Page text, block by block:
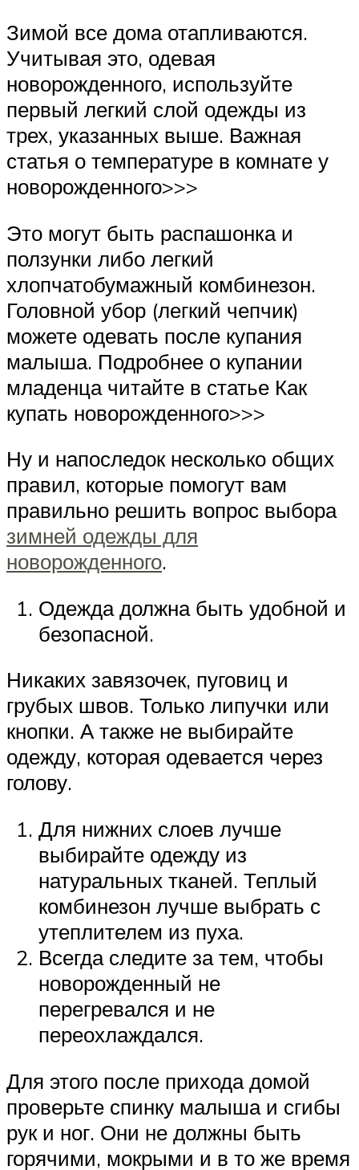
Зимой все дома отапливаются.
Учитывая это, одевая
новорожденного, используйте
первый легкий слой одежды из
трех, указанных выше. Важная
статья о температуре в комнате у
новорожденного>>>
Это могут быть распашонка и
ползунки либо легкий
хлопчатобумажный комбинезон.
Головной убор (легкий чепчик)
можете одевать после купания
малыша. Подробнее о купании
младенца читайте в статье Как
купать новорожденного>>>
Ну и напоследок несколько общих
правил, которые помогут вам
правильно решить вопрос выбора
зимней одежды для
новорожденного.
Одежда должна быть удобной и
безопасной.
Никаких завязочек, пуговиц и
грубых швов. Только липучки или
кнопки. А также не выбирайте
одежду, которая одевается через
голову.
Для нижних слоев лучше
выбирайте одежду из
натуральных тканей. Теплый
комбинезон лучше выбрать с
утеплителем из пуха.
Всегда следите за тем, чтобы
новорожденный не
перегревался и не
переохлаждался.
Для этого после прихода домой
проверьте спинку малыша и сгибы
рук и ног. Они не должны быть
горячими, мокрыми и в то же время